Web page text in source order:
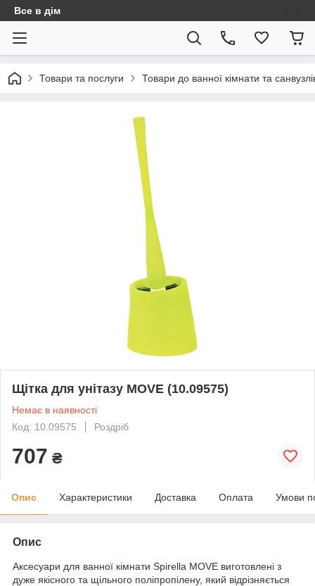
Все в дім
Товари та послуги Товари до ванної кімнати та
Щітка для унітазу MOVE (10.09575)
Немає в наявності
Код: 10.09575
Роздріб
707 ₴
Опис Характеристики Доставка Оплата Умови
Опис
Аксесуари для ванної кімнати Spirella MOVE виготовлені з
дуже якісного та щільного поліпропілену, який відрізняється